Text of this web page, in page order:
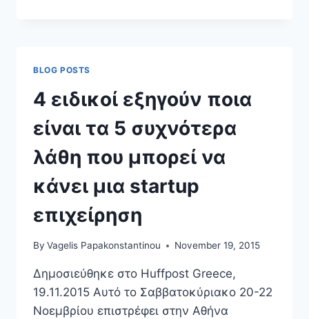
ΌΣΟΥΣ
ΣΚΈΦΤΟΝΤΑΙ
ΞΕΚΙΝΉΣΟΥΝ
STARTUP
ΕΠΙΧΕΊΡΗΣΗ
BLOG POSTS
4 ειδικοί εξηγούν ποια
είναι τα 5 συχνότερα
λάθη που μπορεί να
κάνει μια startup
επιχείρηση
By Vagelis Papakonstantinou November 19, 2015
Δημοσιεύθηκε στο Huffpost Greece,
19.11.2015 Αυτό το Σαββατοκύριακο 20-22
Νοεμβρίου επιστρέφει στην Αθήνα